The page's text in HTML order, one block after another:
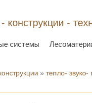
-
системы
»тепло- звуко-